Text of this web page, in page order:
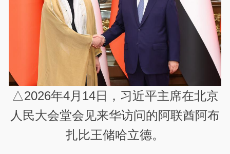
△2026年4月14日，习近平主席在北京
人民大会堂会见来华访问的阿联酋阿布
扎比王储哈立德。